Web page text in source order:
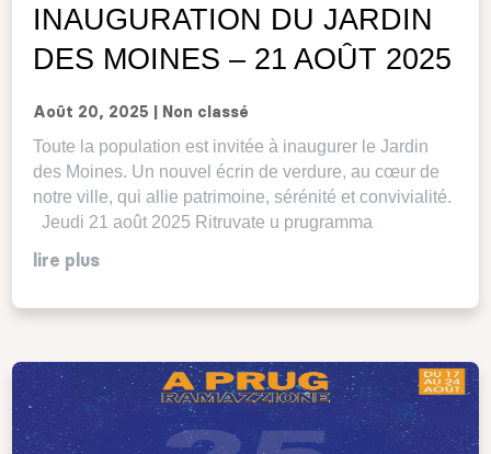
INAUGURATION DU JARDIN
DES MOINES – 21 AOÛT 2025
Août 20, 2025 Non classé
Toute la population est invitée à inaugurer le Jardin
des Moines. Un nouvel écrin de verdure, au cœur de
notre ville, qui allie patrimoine, sérénité et convivialité.
Jeudi 21 août 2025 Ritruvate u prugramma
lire plus